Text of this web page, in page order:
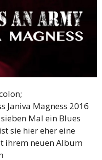
Janiva Magness 2016
Mal ein Blues
sie hier eher eine
ihrem neuen Album